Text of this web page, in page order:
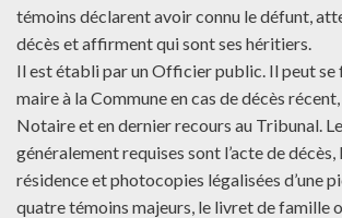
témoins déclarent avoir connu le défunt,
décès et affirment qui sont ses héritiers.
Il est établi par un Officier public. Il peut se
maire à la Commune en cas de décès
Notaire et en dernier recours au Tribunal.
généralement requises sont l’acte de
résidence et photocopies légalisées d’une
quatre témoins majeurs, le livret de famille